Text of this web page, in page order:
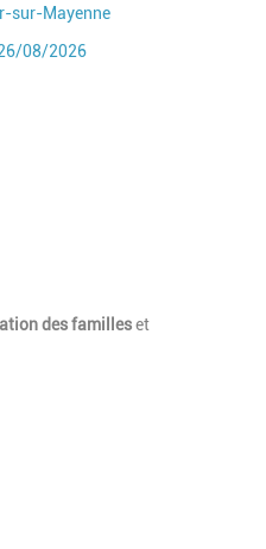
sur-Mayenne
de fin
08/2026
des familleset